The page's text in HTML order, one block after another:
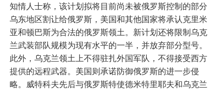
知情人士称，该计划拟将目前尚未被俄罗斯控制的部分
乌东地区割让给俄罗斯，美国和其他国家将承认克里米
亚和顿巴斯为合法的俄罗斯领土。新计划还将限制乌克
兰武装部队规模为现有水平的一半，并放弃部分型号。
此外，乌克兰领土上不得驻扎外国军队，不得接受西方
提供的远程武器。美国则承诺防御俄罗斯的进一步侵
略。威特科夫先后与俄罗斯特使德米特里耶夫和乌克兰